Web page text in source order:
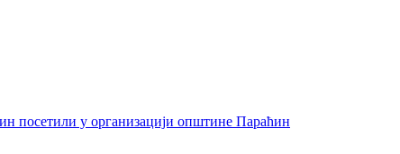
посетили у организацији општине Параћин